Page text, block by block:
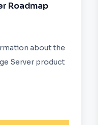
Roadmap
about the
Server product